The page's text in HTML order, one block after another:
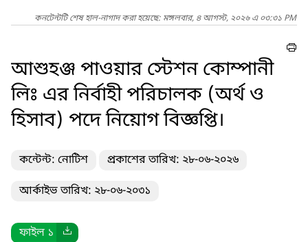
কনটেন্টটি শেষ হাল-নাগাদ করা হয়েছে: মঙ্গলবার, ৪ আগস্ট, ২০২৬ এ ০৩:৩১ PM
আশুহঞ্জ পাওয়ার স্টেশন কোম্পানী
লিঃ এর নির্বাহী পরিচালক (অর্থ ও
হিসাব) পদে নিয়োগ বিজ্ঞপ্তি।
কন্টেন্ট: নোটিশ প্রকাশের তারিখ: ২৮-০৬-২০২৬
আর্কাইভ তারিখ: ২৮-০৬-২০৩১
ফাইল ১